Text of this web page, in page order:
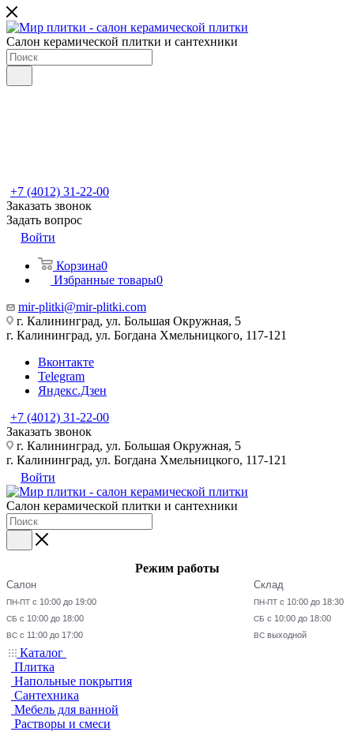
Салон керамической плитки и сантехники
+7 (4012) 31-22-00
Заказать звонок
Задать вопрос
Войти
Корзина0
Избранные товары0
mir-plitki@mir-plitki.com
г. Калининград, ул. Большая Окружная, 5
г. Калининград, ул. Богдана Хмельницкого, 117-121
Вконтакте
Telegram
Яндекс.Дзен
+7 (4012) 31-22-00
Заказать звонок
г. Калининград, ул. Большая Окружная, 5
г. Калининград, ул. Богдана Хмельницкого, 117-121
Войти
Салон керамической плитки и сантехники
Режим работы
Салон
ПН-ПТ с 10:00 до 19:00
СБ с 10:00 до 18:00
ВС с 11:00 до 17:00
Склад
ПН-ПТ с 10:00 до 18:30
СБ с 10:00 до 18:00
ВС выходной
Каталог
Плитка
Напольные покрытия
Сантехника
Мебель для ванной
Растворы и смеси